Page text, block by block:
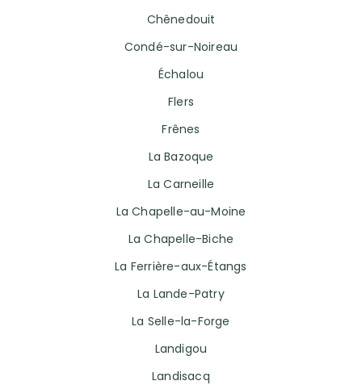
Chênedouit
Condé-sur-Noireau
Échalou
Flers
Frênes
La Bazoque
La Carneille
La Chapelle-au-Moine
La Chapelle-Biche
La Ferrière-aux-Étangs
La Lande-Patry
La Selle-la-Forge
Landigou
Landisacq